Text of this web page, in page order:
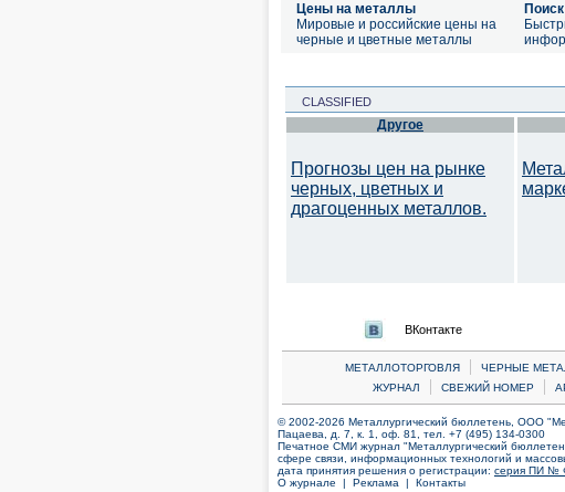
Цены на металлы
Мировые и российские цены на
черные и цветные металлы
CLASSIFIED
Другое
Прогнозы цен на рынке
черных, цветных и
драгоценных металлов.
ВКонтакте
МЕТАЛЛОТОРГОВЛЯ | ЧЕРНЫЕ
ЖУРНАЛ
| СВЕЖИЙ НОМЕР |
© 2002-2026 Металлургический бюллетень, ООО
Пацаева, д. 7, к. 1, оф. 81, тел. +7 (495) 134-0300
Печатное СМИ журнал "Металлургический
сфере связи, информационных технологий и
дата принятия решения о регистрации: серия ПИ №
О журнале | Реклама | Контакты